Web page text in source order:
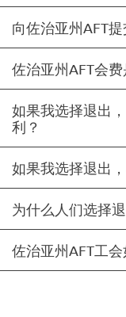
向佐治亚州AFT
佐治亚州AFT会费
如果我选择退出
利？
如果我选择退出
为什么人们选择
佐治亚州AFT工